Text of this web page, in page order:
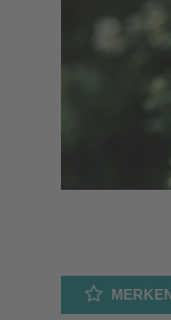
MERKEN